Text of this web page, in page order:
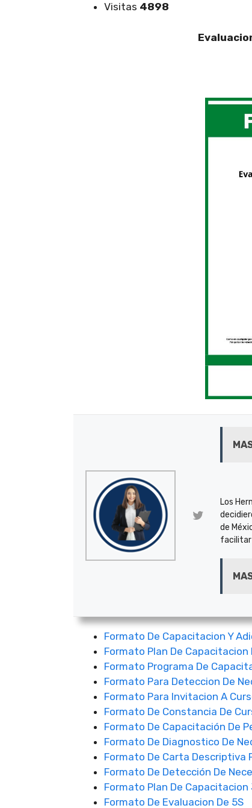
Visitas 4898
Los
de
facilitar
Formato De Capacitacion Y
Formato Plan De Capacitacion
Formato Programa De
Formato Para Deteccion De
Formato Para Invitacion A
Formato De Constancia De
Formato De Capacitación De
Formato De Diagnostico De
Formato De Carta Descriptiva
Formato De Detección De
Formato Plan De
Formato De Evaluacion De 5S